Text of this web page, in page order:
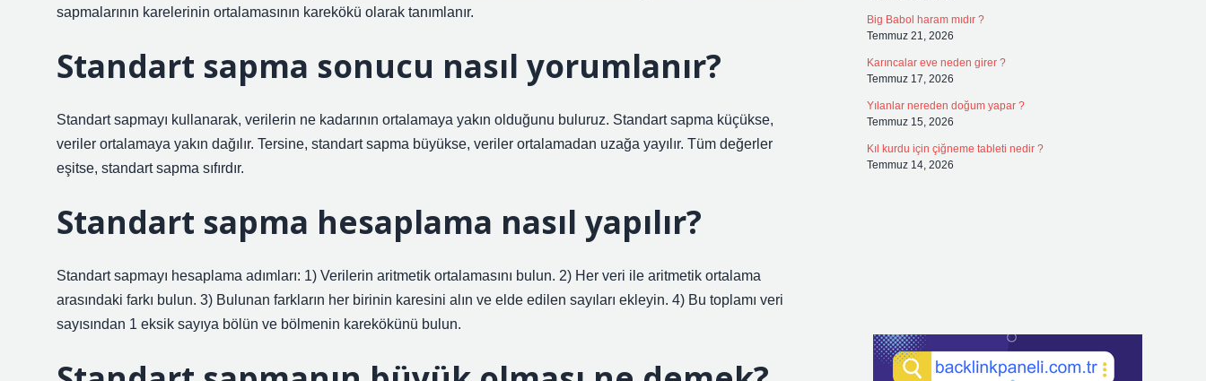
sapmalarının karelerinin ortalamasının karekökü olarak tanımlanır.
Standart sapma sonucu nasıl yorumlanır?
Standart sapmayı kullanarak, verilerin ne kadarının ortalamaya yakın olduğunu buluruz. Standart sapma küçükse,
veriler ortalamaya yakın dağılır. Tersine, standart sapma büyükse, veriler ortalamadan uzağa yayılır. Tüm değerler
eşitse, standart sapma sıfırdır.
Standart sapma hesaplama nasıl yapılır?
Standart sapmayı hesaplama adımları: 1) Verilerin aritmetik ortalamasını bulun. 2) Her veri ile aritmetik ortalama
arasındaki farkı bulun. 3) Bulunan farkların her birinin karesini alın ve elde edilen sayıları ekleyin. 4) Bu toplamı veri
sayısından 1 eksik sayıya bölün ve bölmenin karekökünü bulun.
Big Babol haram mıdır ?
Temmuz 21, 2026
Karıncalar eve neden girer ?
Temmuz 17, 2026
Yılanlar nereden doğum yapar ?
Temmuz 15, 2026
Kıl kurdu için çiğneme tableti nedir ?
Temmuz 14, 2026